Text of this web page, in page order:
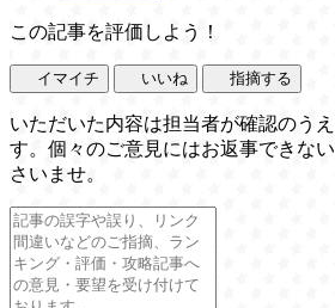
この記事を評価しよう！
イマイチ いいね 指摘する
いただいた内容は担当者が確認のう
す。個々のご意見にはお返事できな
さいませ。